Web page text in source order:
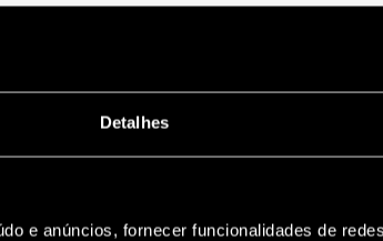
Detalhes
e anúncios, fornecer funcionalidades de
temporizzatori |
de 2014, mas que entrou em vigor há pouco
produtos e introduzir novas certificações.
contacto.